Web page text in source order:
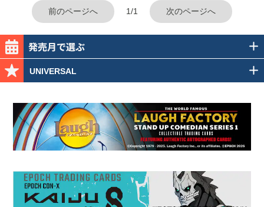
前のページへ 1/1 次のページへ
UNIVERSAL